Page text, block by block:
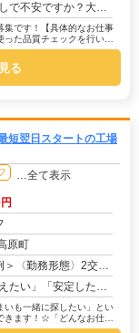
ターなら、未経験の方でも安心してスタートできます。☆充実のサ...
です！【具体的なお仕事
た品質チェックを行いま
る
短翌日スタートの工場
…全て表示
原町
ＧＷ・夏季・冬季・年末年始休暇あり★有給休暇あり※配属先により休日・...
なたの想いに応えます。株式会社京栄センターは、工場・製造業に...
いも一緒に探したい」とい
きます！☆「どんなお仕事